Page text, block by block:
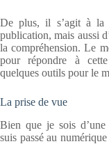
De plus, il s’agit à la
publication, mais aussi
la compréhension. Le
pour répondre à
quelques outils pour le
La prise de vue
Bien que je sois d’une
suis passé au